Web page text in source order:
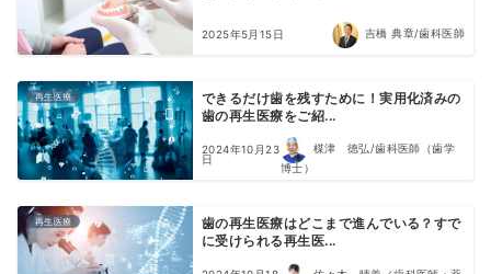
2025年5月15日 吉橋 典章/歯科医師
再生医療
できるだけ歯を残すために！実用化済みの
歯の再生医療をご紹...
2024年10月23
日
楳津 徳弘/歯科医師（歯学
博士）
再生医療
歯の再生医療はどこまで進んでいる？すで
に受けられる再生医...